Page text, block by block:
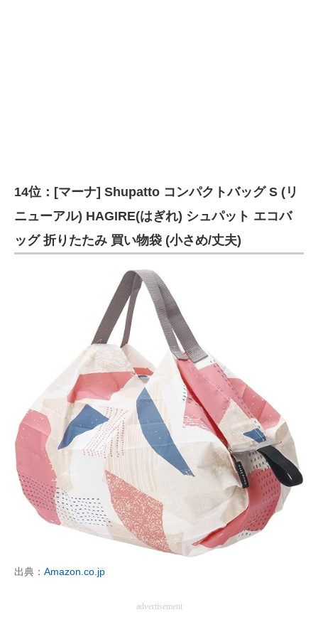
14位：[マーナ] Shupatto コンパクトバッグ S (リ
ニューアル) HAGIRE(はぎれ) シュパット エコバ
ッグ 折りたたみ 買い物袋 (小さめ/丈夫)
出典： Amazon.co.jp
advertisement